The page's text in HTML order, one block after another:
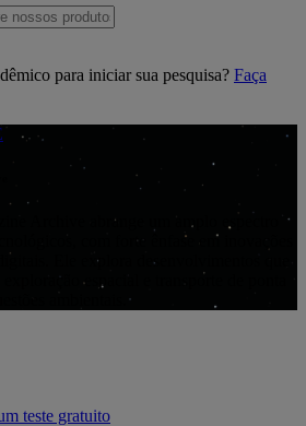
para iniciar sua pesquisa? Faça
Archive abrange um amplo espectro
com forte ênfase em inovações
Ele explora desenvolvimentos que
espacial e transporte de ponta
teste gratuito